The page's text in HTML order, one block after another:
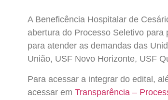
A Beneficência Hospitalar de
abertura do Processo Seletivo
para atender as demandas das
União, USF Novo Horizonte, USF
Para acessar a integrar do edital,
acessar emTransparência –